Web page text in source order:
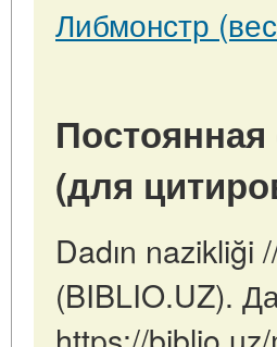
Либмонстр
(для
Dadın nazikliği
(BIBLIO.UZ).